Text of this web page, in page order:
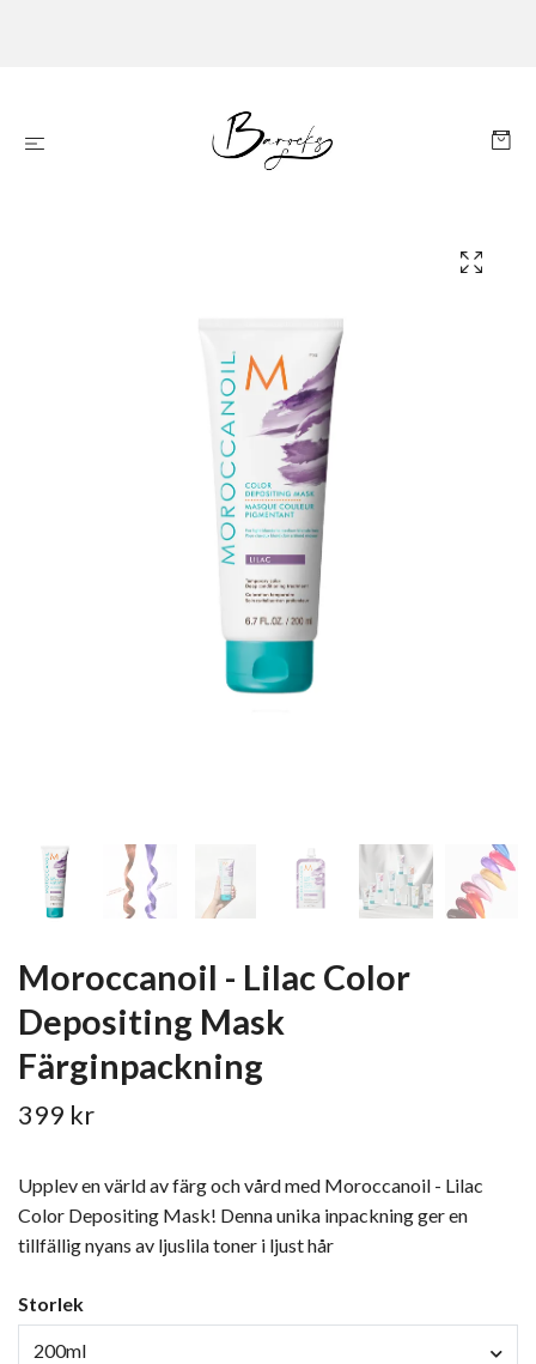
Moroccanoil - Lilac Color
Depositing Mask
Färginpackning
399 kr
Upplev en värld av färg och vård med Moroccanoil - Lilac
Color Depositing Mask! Denna unika inpackning ger en
tillfällig nyans av ljuslila toner i ljust hår
Storlek
200ml